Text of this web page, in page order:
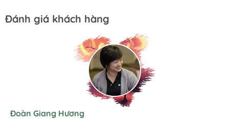
Đánh giá khách hàng
Hương Suri
Đoàn Giang Hương
Ngọc Anh